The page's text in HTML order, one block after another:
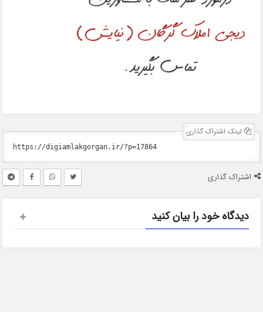
لینک اشتراک گذاری
اشتراک گذاری
دیدگاه خود را بیان کنید